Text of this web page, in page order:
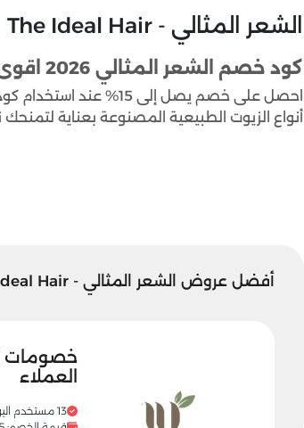
الشعر المثالي - The Ideal Hair
كود خصم الشعر المثالي 2026 اقوى كوبونات The Ideal Hair حتى 15%
احصل على خصم يصل إلى
أنواع الزيوت الطبيعية المصنوعة بعناية لتمنحك
أفضل عروض الشعر المثالي - The Ideal Hair
العملاء
13 مستخدم اليوم